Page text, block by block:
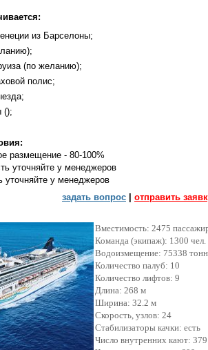
из Барселоны;
(по желанию);
полис;
();
размещение - 80-100%
уточняйте у менеджеров
уточняйте у менеджеров
задать вопрос
отправить
Вместимость: 2475
Команда (экипаж): 1300 чел.
Водоизмещение: 75338 тонн
Количество палуб: 10
Количество лифтов: 9
Длина: 268 м
Ширина: 32.2 м
Скорость, узлов: 24
Стабилизаторы качки: есть
Число внутренних кают: 379